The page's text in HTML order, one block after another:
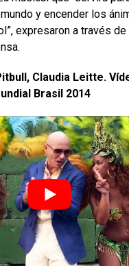
y encender los
expresaron a través de
Claudia Leitte.
Brasil 2014